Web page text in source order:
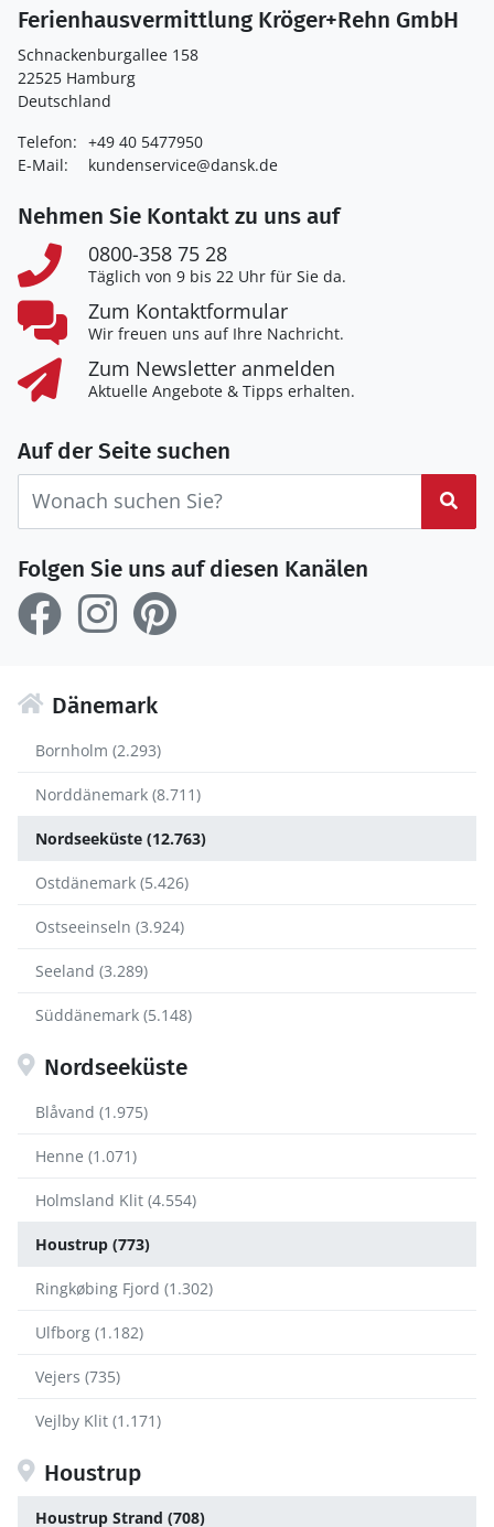
Ferienhausvermittlung Kröger+Rehn GmbH
Schnackenburgallee 158
22525 Hamburg
Deutschland
Telefon: +49 40 5477950
E-Mail:
kundenservice@dansk.de
Nehmen Sie Kontakt zu uns auf
0800-358 75 28
Täglich von 9 bis 22 Uhr für Sie da.
Zum Kontaktformular
Wir freuen uns auf Ihre Nachricht.
Zum Newsletter anmelden
Aktuelle Angebote & Tipps erhalten.
Auf der Seite suchen
Folgen Sie uns auf diesen Kanälen
Dänemark
Bornholm (2.293)
Norddänemark (8.711)
Nordseeküste (12.763)
Ostdänemark (5.426)
Ostseeinseln (3.924)
Seeland (3.289)
Süddänemark (5.148)
Nordseeküste
Blåvand (1.975)
Henne (1.071)
Holmsland Klit (4.554)
Houstrup (773)
Ringkøbing Fjord (1.302)
Ulfborg (1.182)
Vejers (735)
Vejlby Klit (1.171)
Houstrup
Houstrup Strand (708)